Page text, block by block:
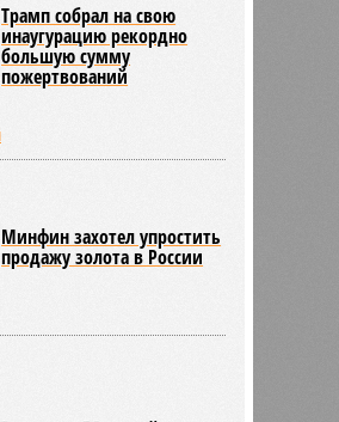
Трамп собрал на свою
инаугурацию рекордно
большую сумму
пожертвований
Минфин захотел упростить
продажу золота в России